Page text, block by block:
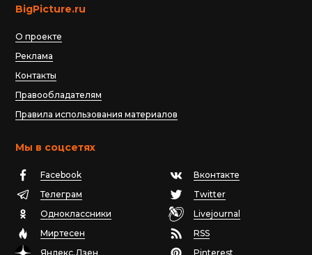
BigPicture.ru
О проекте
Реклама
Контакты
Правообладателям
Правила использования материалов
Мы в соцсетях
Facebook
Вконтакте
Телеграм
Twitter
Одноклассники
Livejournal
Миртесен
RSS
Яндекс.Дзен
Pinterest